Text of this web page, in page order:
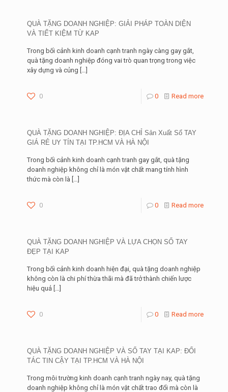
QUÀ TẶNG DOANH NGHIỆP: GIẢI PHÁP TOÀN DIỆN
VÀ TIẾT KIỆM TỪ KAP
Trong bối cảnh kinh doanh cạnh tranh ngày càng gay gắt,
quà tặng doanh nghiệp đóng vai trò quan trọng trong việc
xây dựng và củng […]
0 0 Read more
QUÀ TẶNG DOANH NGHIỆP: ĐỊA CHỈ Sản Xuất Sổ TAY
GIÁ RẺ UY TÍN TẠI TP.HCM VÀ HÀ NỘI
Trong bối cảnh kinh doanh cạnh tranh gay gắt, quà tặng
doanh nghiệp không chỉ là món vật chất mang tính hình
thức mà còn là […]
0 0 Read more
QUÀ TẶNG DOANH NGHIỆP VÀ LỰA CHỌN SỔ TAY
ĐẸP TẠI KAP
Trong bối cảnh kinh doanh hiện đại, quà tặng doanh nghiệp
không còn là chi phí thừa thãi mà đã trở thành chiến lược
hiệu quả […]
0 0 Read more
QUÀ TẶNG DOANH NGHIỆP VÀ SỔ TAY TẠI KAP: ĐỐI
TÁC TIN CẬY TẠI TP.HCM VÀ HÀ NỘI
Trong môi trường kinh doanh cạnh tranh ngày nay, quà tặng
doanh nghiệp không chỉ là món vật chất trao đổi mà còn là